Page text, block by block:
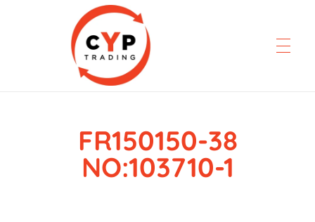
CYP Trading
Professionelle Ersatzteilbeschaffung
FR150150-38
NO:103710-1